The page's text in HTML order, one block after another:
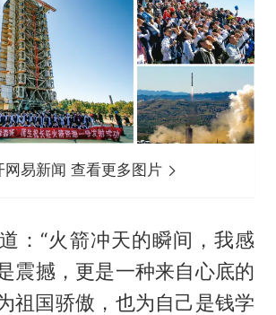
网易新闻 查看更多图片
：“火箭冲天的瞬间，我感
震撼，更是一种来自心底的
国骄傲，也为自己是钱学